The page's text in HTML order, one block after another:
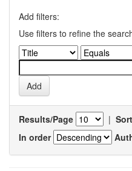
Add filters:
Use filters to refine the
Results/Page |
In order